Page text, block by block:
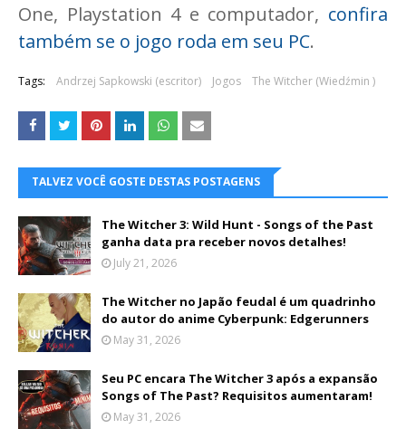
One, Playstation 4 e computador, confira
também se o jogo roda em seu PC.
Tags: Andrzej Sapkowski (escritor) Jogos The Witcher (Wiedźmin )
TALVEZ VOCÊ GOSTE DESTAS POSTAGENS
The Witcher 3: Wild Hunt - Songs of the Past
ganha data pra receber novos detalhes!
July 21, 2026
The Witcher no Japão feudal é um quadrinho
do autor do anime Cyberpunk: Edgerunners
May 31, 2026
Seu PC encara The Witcher 3 após a expansão
Songs of The Past? Requisitos aumentaram!
May 31, 2026